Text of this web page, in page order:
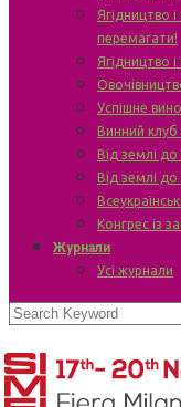
Ягідництво
перемагати!
Ягідництво
Успішне
Винний клуб
Від землі
Від землі до
Конгрес із
Журнали
Усі журнали